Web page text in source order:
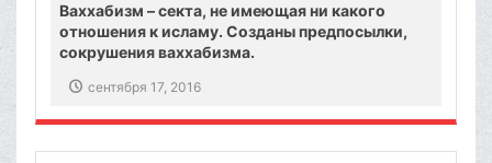
Ваххабизм – секта, не имеющая ни какого
отношения к исламу. Созданы предпосылки,
сокрушения ваххабизма.
сентября 17, 2016